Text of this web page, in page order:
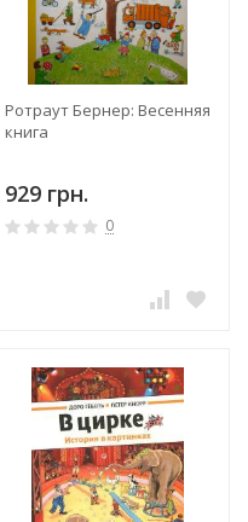
Ротраут Бернер: Весенняя
книга
929 грн.
0